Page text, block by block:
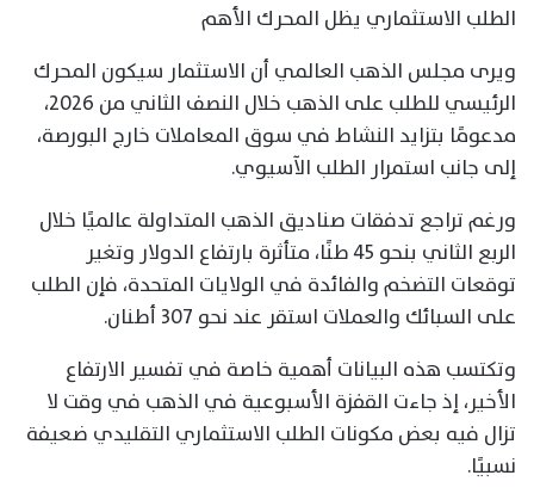
الطلب الاستثماري يظل المحرك الأهم
ويرى مجلس الذهب العالمي أن الاستثمار سيكون المحرك
الرئيسي للطلب على الذهب خلال النصف الثاني من 2026،
مدعومًا بتزايد النشاط في سوق المعاملات خارج البورصة،
إلى جانب استمرار الطلب الآسيوي.
ورغم تراجع تدفقات صناديق الذهب المتداولة عالميًا خلال
الربع الثاني بنحو 45 طنًا، متأثرة بارتفاع الدولار وتغير
توقعات التضخم والفائدة في الولايات المتحدة، فإن الطلب
على السبائك والعملات استقر عند نحو 307 أطنان.
وتكتسب هذه البيانات أهمية خاصة في تفسير الارتفاع
الأخير، إذ جاءت القفزة الأسبوعية في الذهب في وقت لا
تزال فيه بعض مكونات الطلب الاستثماري التقليدي ضعيفة
نسبيًا.